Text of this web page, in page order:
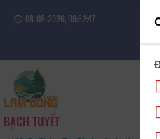
08-08-2026, 09:52:47
BẠCH TUYẾT